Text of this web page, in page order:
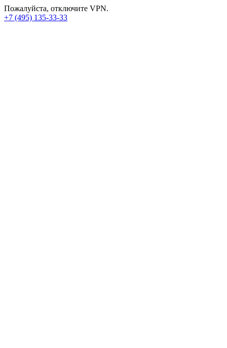
Пожалуйста, отключите VPN.
+7 (495) 135-33-33